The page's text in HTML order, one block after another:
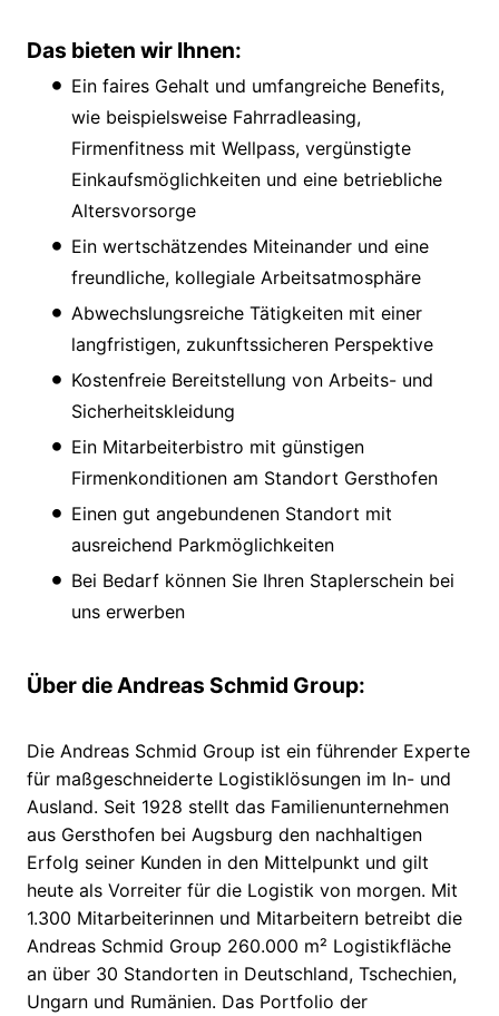
Das bieten wir Ihnen:
Ein faires Gehalt und umfangreiche Benefits,
wie beispielsweise Fahrradleasing,
Firmenfitness mit Wellpass, vergünstigte
Einkaufsmöglichkeiten und eine betriebliche
Altersvorsorge
Ein wertschätzendes Miteinander und eine
freundliche, kollegiale Arbeitsatmosphäre
Abwechslungsreiche Tätigkeiten mit einer
langfristigen, zukunftssicheren Perspektive
Kostenfreie Bereitstellung von Arbeits- und
Sicherheitskleidung
Ein Mitarbeiterbistro mit günstigen
Firmenkonditionen am Standort Gersthofen
Einen gut angebundenen Standort mit
ausreichend Parkmöglichkeiten
Bei Bedarf können Sie Ihren Staplerschein bei
uns erwerben
Über die Andreas Schmid Group:
Die Andreas Schmid Group ist ein führender Experte
für maßgeschneiderte Logistiklösungen im In- und
Ausland. Seit 1928 stellt das Familienunternehmen
aus Gersthofen bei Augsburg den nachhaltigen
Erfolg seiner Kunden in den Mittelpunkt und gilt
heute als Vorreiter für die Logistik von morgen. Mit
1.300 Mitarbeiterinnen und Mitarbeitern betreibt die
Andreas Schmid Group 260.000 m² Logistikfläche
an über 30 Standorten in Deutschland, Tschechien,
Ungarn und Rumänien. Das Portfolio der